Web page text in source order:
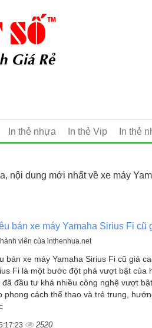
In thẻ nhựa In thẻ Vip In thẻ
nội dung mới nhất về xe máy
bán xe máy Yamaha Sirius Fi cũ
viên của inthenhua.net
bán xe máy Yamaha Sirius Fi cũ giá
Fi là một bước đột phá vượt bật của
đã đầu tư khá nhiều công nghệ vượt
phong cách thể thao và trẻ trung,
2520